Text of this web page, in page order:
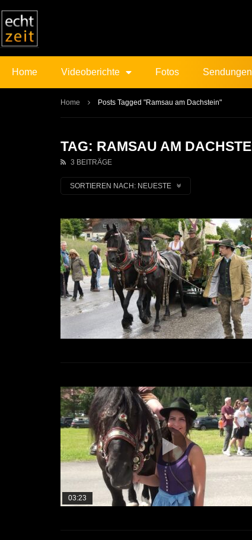
Home Videoberichte Fotos Sendungen
Home Posts Tagged "Ramsau am Dachstein"
TAG: RAMSAU AM
3 BEITRÄGE
SORTIEREN NACH: NEUESTE
03:23